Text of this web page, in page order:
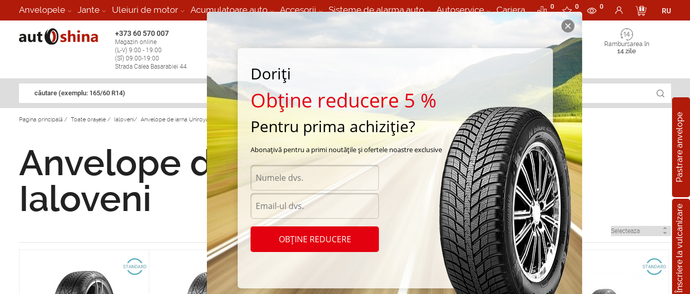
Anvelopele Jante Uleiuri de motor Acumulatoare auto Accesorii Sisteme de alarma auto Autoservice Cariera 0 0 0
RU
+373 60 570 007
Magazin online
(L-V) 9:00 - 19:00
(Sî) 09:00-19:00
Strada Calea Basarabiei 44
stop în toate regiunile
(L-V) 9:00 - 19:00
Rambursarea în
14 zile
căutare (exemplu: 165/60 R14)
Pastrare anvelope
Înscriere la vulcanizare
Pagina principală / Toate orașele / Ialoveni/ Anvelope de iarna Uniroyal in Ialoveni
Anvelope de iarna Uniroyal in
Ialoveni
Doriți
Obține reducere 5 %
Pentru prima achiziție?
Abonațivă pentru a primi noutățile și ofertele noastre exclusive
OBȚINE REDUCERE